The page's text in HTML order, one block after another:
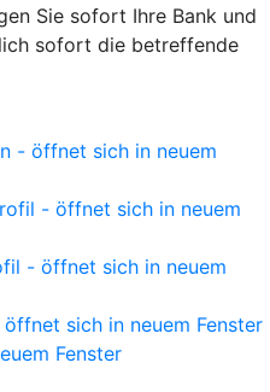
Sie sofort Ihre Bank und
sofort die betreffende
- öffnet sich in neuem
- öffnet sich in neuem
- öffnet sich in neuem
sich in neuem Fenster
Fenster